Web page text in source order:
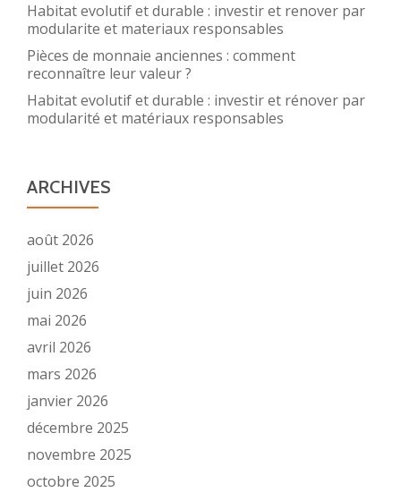
Habitat evolutif et durable : investir et renover par
modularite et materiaux responsables
Pièces de monnaie anciennes : comment
reconnaître leur valeur ?
Habitat evolutif et durable : investir et rénover par
modularité et matériaux responsables
ARCHIVES
août 2026
juillet 2026
juin 2026
mai 2026
avril 2026
mars 2026
janvier 2026
décembre 2025
novembre 2025
octobre 2025